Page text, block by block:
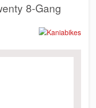
8-Gang